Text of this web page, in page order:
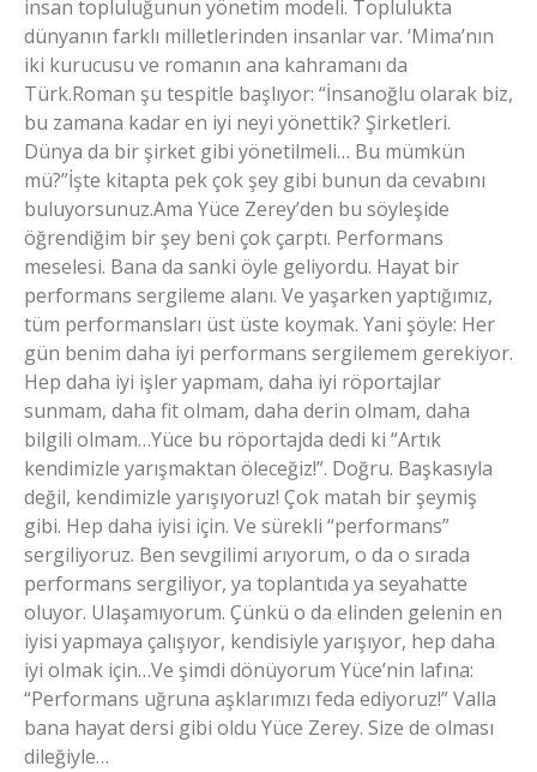
insan topluluğunun yönetim modeli. Toplulukta
dünyanın farklı milletlerinden insanlar var. ‘Mima’nın
iki kurucusu ve romanın ana kahramanı da
Türk.Roman şu tespitle başlıyor: “İnsanoğlu olarak biz,
bu zamana kadar en iyi neyi yönettik? Şirketleri.
Dünya da bir şirket gibi yönetilmeli… Bu mümkün
mü?”İşte kitapta pek çok şey gibi bunun da cevabını
buluyorsunuz.Ama Yüce Zerey’den bu söyleşide
öğrendiğim bir şey beni çok çarptı. Performans
meselesi. Bana da sanki öyle geliyordu. Hayat bir
performans sergileme alanı. Ve yaşarken yaptığımız,
tüm performansları üst üste koymak. Yani şöyle: Her
gün benim daha iyi performans sergilemem gerekiyor.
Hep daha iyi işler yapmam, daha iyi röportajlar
sunmam, daha fit olmam, daha derin olmam, daha
bilgili olmam…Yüce bu röportajda dedi ki “Artık
kendimizle yarışmaktan öleceğiz!”. Doğru. Başkasıyla
değil, kendimizle yarışıyoruz! Çok matah bir şeymiş
gibi. Hep daha iyisi için. Ve sürekli “performans”
sergiliyoruz. Ben sevgilimi arıyorum, o da o sırada
performans sergiliyor, ya toplantıda ya seyahatte
oluyor. Ulaşamıyorum. Çünkü o da elinden gelenin en
iyisi yapmaya çalışıyor, kendisiyle yarışıyor, hep daha
iyi olmak için…Ve şimdi dönüyorum Yüce’nin lafına:
“Performans uğruna aşklarımızı feda ediyoruz!” Valla
bana hayat dersi gibi oldu Yüce Zerey. Size de olması
dileğiyle…